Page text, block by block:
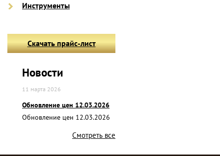
Инструменты
Скачать прайс-лист
Новости
11 марта 2026
Обновление цен 12.03.2026
Обновление цен 12.03.2026
Смотреть все